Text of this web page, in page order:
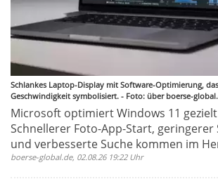
Schlankes Laptop-Display mit Software-Optimierung,
Geschwindigkeit symbolisiert. - Foto: über boerse-
Microsoft optimiert Windows 11
Schnellerer Foto-App-Start,
und verbesserte Suche kommen im
boerse-global.de, 02.08.26 19:22 Uhr